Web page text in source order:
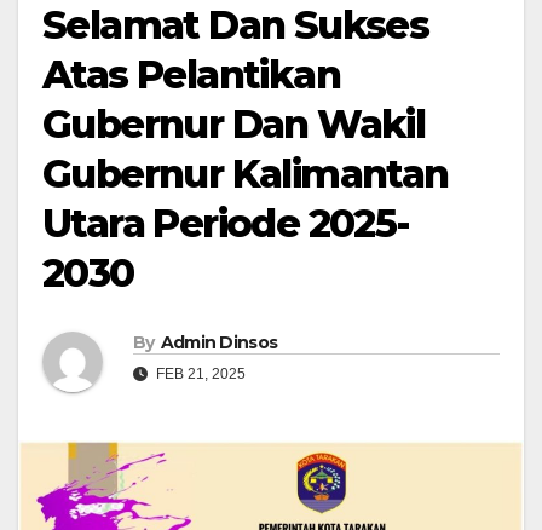
Selamat Dan Sukses
Atas Pelantikan
Gubernur Dan Wakil
Gubernur Kalimantan
Utara Periode 2025-
2030
By Admin Dinsos
FEB 21, 2025